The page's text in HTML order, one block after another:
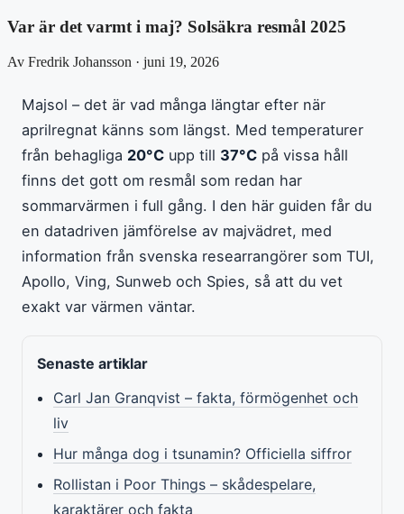
Var är det varmt i maj? Solsäkra resmål 2025
Av Fredrik Johansson · juni 19, 2026
Majsol – det är vad många längtar efter när
aprilregnat känns som längst. Med temperaturer
från behagliga 20°C upp till 37°C på vissa håll
finns det gott om resmål som redan har
sommarvärmen i full gång. I den här guiden får du
en datadriven jämförelse av majvädret, med
information från svenska researrangörer som TUI,
Apollo, Ving, Sunweb och Spies, så att du vet
exakt var värmen väntar.
Senaste artiklar
Carl Jan Granqvist – fakta, förmögenhet och
liv
Hur många dog i tsunamin? Officiella siffror
Rollistan i Poor Things – skådespelare,
karaktärer och fakta